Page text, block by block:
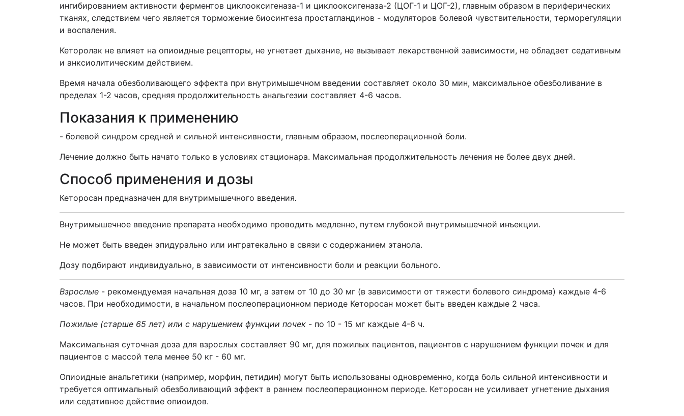
ингибированием активности ферментов циклооксигеназа-1 и циклооксигеназа-2 (ЦОГ-1 и ЦОГ-2), главным образом в периферических
тканях, следствием чего является торможение биосинтеза простагландинов - модуляторов болевой чувствительности, терморегуляции
и воспаления.
Кеторолак не влияет на опиоидные рецепторы, не угнетает дыхание, не вызывает лекарственной зависимости, не обладает седативным
и анксиолитическим действием.
Время начала обезболивающего эффекта при внутримышечном введении составляет около 30 мин, максимальное обезболивание в
пределах 1-2 часов, средняя продолжительность анальгезии составляет 4-6 часов.
Показания к применению
- болевой синдром средней и сильной интенсивности, главным образом, послеоперационной боли.
Лечение должно быть начато только в условиях стационара. Максимальная продолжительность лечения не более двух дней.
Способ применения и дозы
Кеторосан предназначен для внутримышечного введения.
Внутримышечное введение препарата необходимо проводить медленно, путем глубокой внутримышечной инъекции.
Не может быть введен эпидурально или интратекально в связи с содержанием этанола.
Дозу подбирают индивидуально, в зависимости от интенсивности боли и реакции больного.
Взрослые - рекомендуемая начальная доза 10 мг, а затем от 10 до 30 мг (в зависимости от тяжести болевого синдрома) каждые 4-6
часов. При необходимости, в начальном послеоперационном периоде Кеторосан может быть введен каждые 2 часа.
Пожилые (старше 65 лет) или с нарушением функции почек - по 10 - 15 мг каждые 4-6 ч.
Максимальная суточная доза для взрослых составляет 90 мг, для пожилых пациентов, пациентов с нарушением функции почек и для
пациентов с массой тела менее 50 кг - 60 мг.
Опиоидные анальгетики (например, морфин, петидин) могут быть использованы одновременно, когда боль сильной интенсивности и
требуется оптимальный обезболивающий эффект в раннем послеоперационном периоде. Кеторосан не усиливает угнетение дыхания
или седативное действие опиоидов.